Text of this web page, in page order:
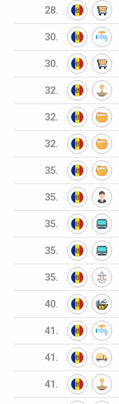
28.
30.
30.
32.
32.
32.
35.
35.
35.
35.
35.
40.
41.
41.
41.